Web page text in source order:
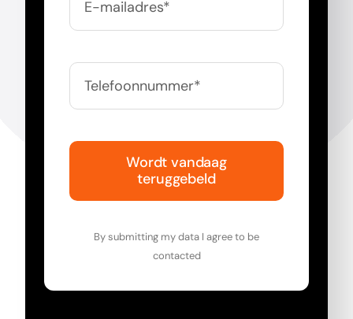
Wordt vandaag
teruggebeld
By submitting my data I agree to be
contacted